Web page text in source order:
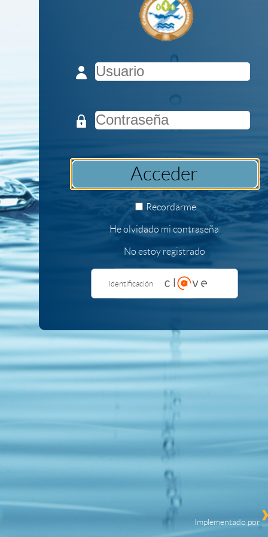
electrónica
Acceder
Recordarme
He olvidado mi contraseña
No estoy registrado
Identificación
Implementado por